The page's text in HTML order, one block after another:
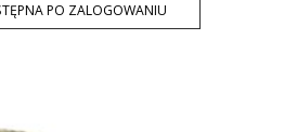
PO ZALOGOWANIU